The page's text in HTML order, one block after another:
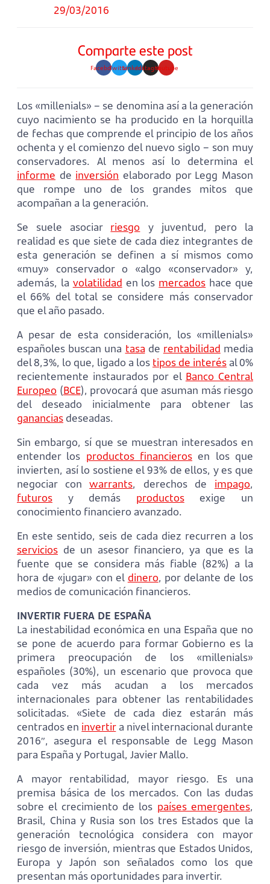
29/03/2016
Comparte este post
FacebookTwitterLinkedinInstagramYoutube
Los «millenials» – se denomina así a la generación
cuyo nacimiento se ha producido en la horquilla
de fechas que comprende el principio de los años
ochenta y el comienzo del nuevo siglo – son muy
conservadores. Al menos así lo determina el
informe de inversión elaborado por Legg Mason
que rompe uno de los grandes mitos que
acompañan a la generación.
Se suele asociar riesgo y juventud, pero la
realidad es que siete de cada diez integrantes de
esta generación se definen a sí mismos como
«muy» conservador o «algo «conservador» y,
además, la volatilidad en los mercados hace que
el 66% del total se considere más conservador
que el año pasado.
A pesar de esta consideración, los «millenials»
españoles buscan una tasa de rentabilidad media
del 8,3%, lo que, ligado a los tipos de interés al 0%
recientemente instaurados por el Banco Central
Europeo (BCE), provocará que asuman más riesgo
del deseado inicialmente para obtener las
ganancias deseadas.
Sin embargo, sí que se muestran interesados en
entender los productos financieros en los que
invierten, así lo sostiene el 93% de ellos, y es que
negociar conwarrants, derechos de impago,
futuros y demás productosexige un
conocimiento financiero avanzado.
En este sentido, seis de cada diez recurren a los
servicios de un asesor financiero, ya que es la
fuente que se considera más fiable (82%) a la
hora de «jugar» con el dinero, por delante de los
medios de comunicación financieros.
INVERTIR FUERA DE ESPAÑA
La inestabilidad económica en una España que no
se pone de acuerdo para formar Gobierno es la
primera preocupación de los «millenials»
españoles (30%), un escenario que provoca que
cada vez más acudan a los mercados
internacionales para obtener las rentabilidades
solicitadas. «Siete de cada diez estarán más
centrados en invertira nivel internacional durante
2016″, asegura el responsable de Legg Mason
para España y Portugal, Javier Mallo.
A mayor rentabilidad, mayor riesgo. Es una
premisa básica de los mercados. Con las dudas
sobre el crecimiento de los países emergentes,
Brasil, China y Rusia son los tres Estados que la
generación tecnológica considera con mayor
riesgo de inversión, mientras que Estados Unidos,
Europa y Japón son señalados como los que
presentan más oportunidades para invertir.